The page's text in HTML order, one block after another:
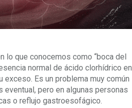
lo que conocemos como “boca del
normal de ácido clorhídrico en
Es un problema muy común
pero en algunas personas
o reflujo gastroesofágico.